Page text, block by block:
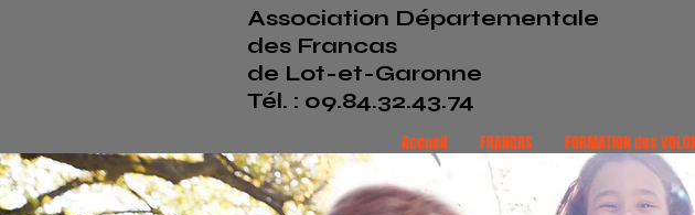
Association Départementale
des Francas
de Lot-et-Garonne
Tél. : 09.84.32.43.74
Accueil FRANCAS FORMATION des